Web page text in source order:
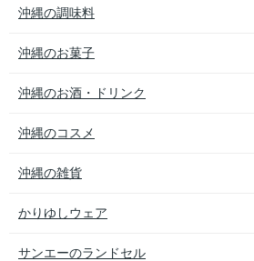
沖縄の調味料
沖縄のお菓子
沖縄のお酒・ドリンク
沖縄のコスメ
沖縄の雑貨
かりゆしウェア
サンエーのランドセル